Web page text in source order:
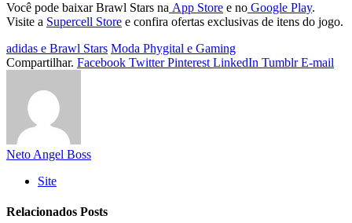
Você pode baixar Brawl Stars na App Store e no Google Play.
Visite a Supercell Store e confira ofertas exclusivas de itens do jogo.
adidas e Brawl Stars Moda Phygital e Gaming
Compartilhar. Facebook Twitter Pinterest LinkedIn Tumblr E-mail
Neto Angel Boss
Site
Relacionados Posts